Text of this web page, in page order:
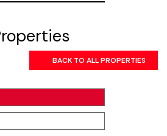
BACK TO ALL PROPERTIES